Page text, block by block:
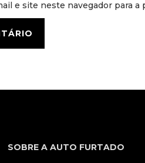
e site neste navegador para
SOBRE A AUTO FURTADO